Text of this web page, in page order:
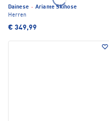
Dainese · Ariante Skihose
Herren
€ 349,99